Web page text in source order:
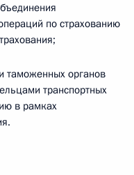
по страхованию
таможенных органов
транспортных
в рамках